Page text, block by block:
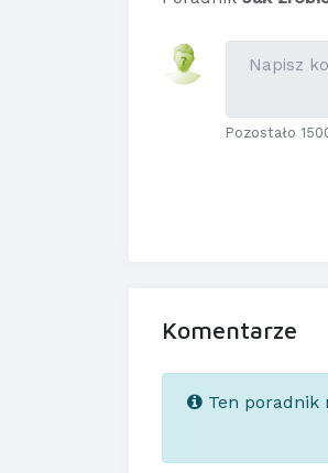
Pozostało
Komentarze
Ten poradnik